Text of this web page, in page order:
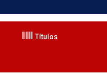
Títulos